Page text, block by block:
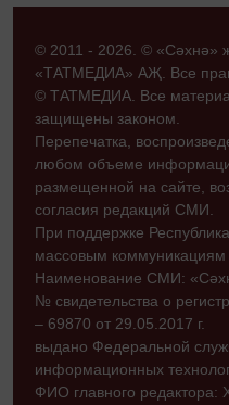
© 2011 - 2026. © «Сәхнә»
«ТАТМЕДИА» АҖ. Все
© ТАТМЕДИА. Все
защищены законом.
Перепечатка,
любом объеме
размещенной на сайте,
согласия редакций СМИ.
При поддержке
массовым
Наименование СМИ:
№ свидетельства о
– 69870 от 29.05.2017 г.
выдано Федеральной
информационных
ФИО главного редактора: